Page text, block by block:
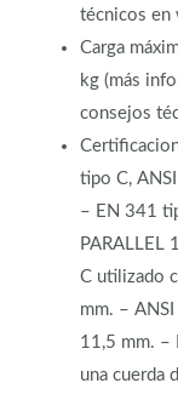
técnicos en
Carga
kg (más
consejos
tipo C,
– EN 341
PARALLEL
C utilizado
mm. –
11,5 mm. –
una cuerda